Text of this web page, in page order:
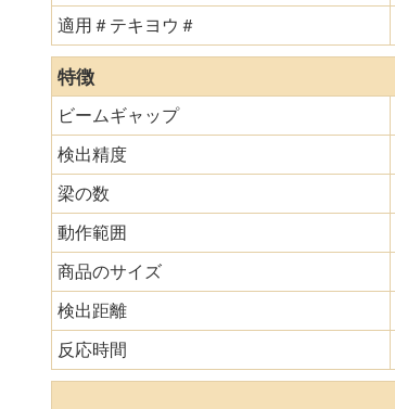
適用＃テキヨウ＃
特徴
ビームギャップ
検出精度
梁の数
動作範囲
商品のサイズ
検出距離
反応時間